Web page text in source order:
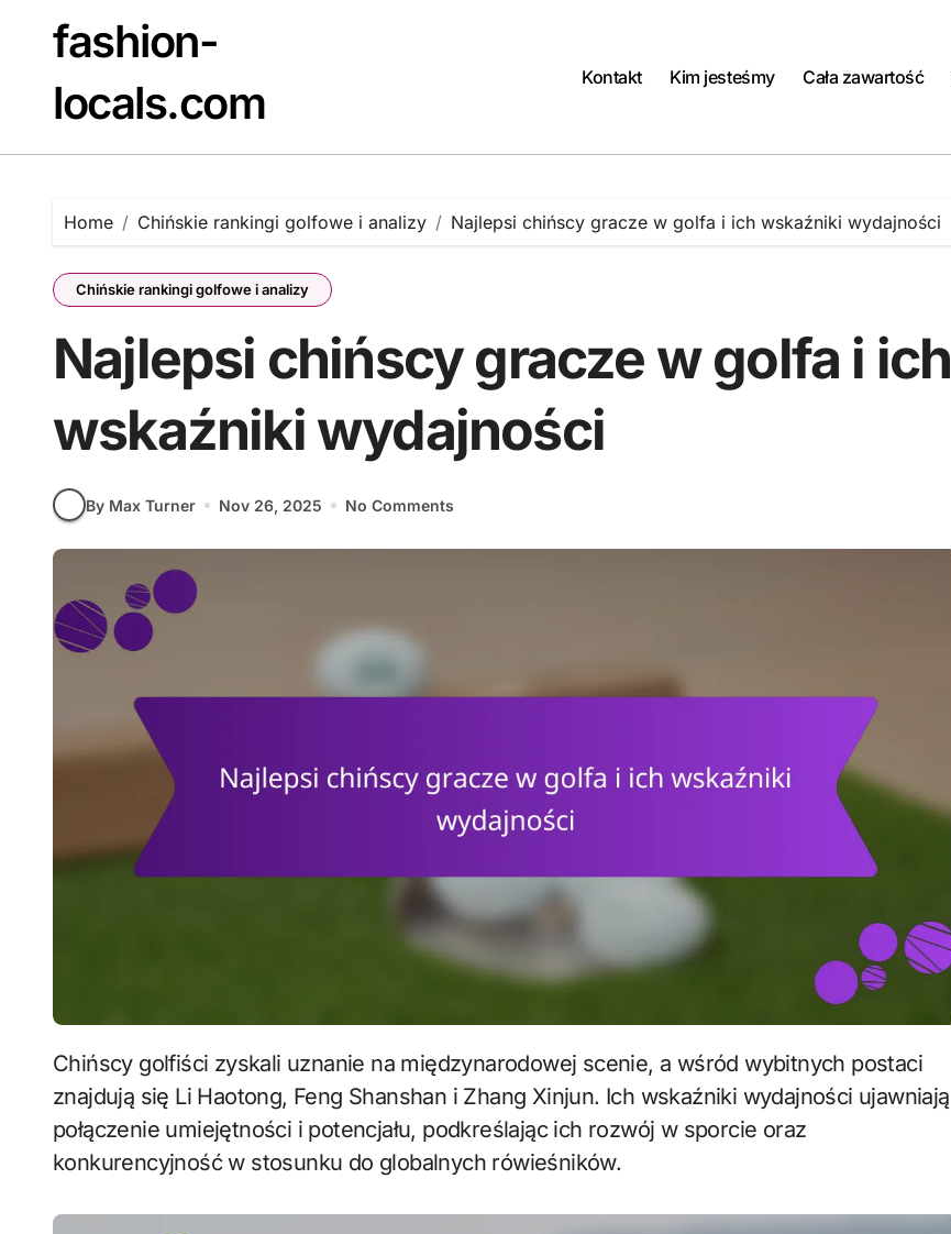
contentfashion-
locals.com
Kontakt Kim jesteśmy Cała zawartość
Home Chińskie rankingi golfowe i analizy Najlepsi chińscy gracze w golfa i ich wskaźniki wydajności
Chińskie rankingi golfowe i analizy
Najlepsi chińscy gracze w golfa i ich
wskaźniki wydajności
By Max Turner Nov 26, 2025 No Comments
Chińscy golfiści zyskali uznanie na międzynarodowej scenie, a wśród wybitnych postaci
znajdują się Li Haotong, Feng Shanshan i Zhang Xinjun. Ich wskaźniki wydajności ujawniają
połączenie umiejętności i potencjału, podkreślając ich rozwój w sporcie oraz
konkurencyjność w stosunku do globalnych rówieśników.